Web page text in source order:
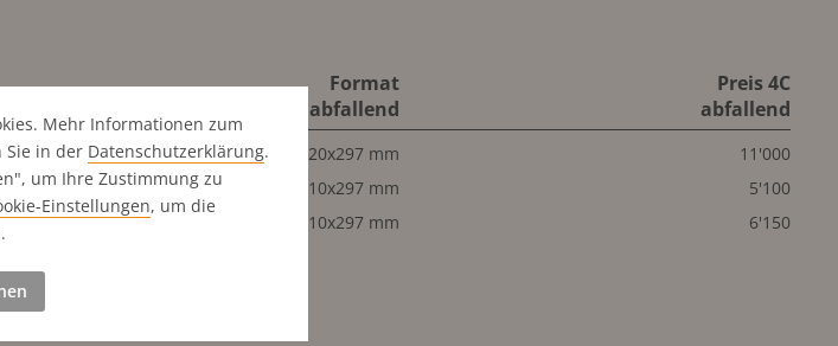
Format
abfallend
Preis 4C
abfallend
420x297 mm
11'000
210x297 mm
5'100
210x297 mm 6'150
zu kopieren
Mehr Informationen zum
Sie in der Datenschutz­erklärung.
um Ihre Zustimmung zu
Einstellungen, um die